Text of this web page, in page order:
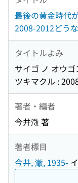
最後の黄金時代
2008-2012どう
タイトルよみ
サイゴ ノ オウ
ツキマクル :
著者・編者
今井澂 著
著者標目
今井, 澂, 1935-